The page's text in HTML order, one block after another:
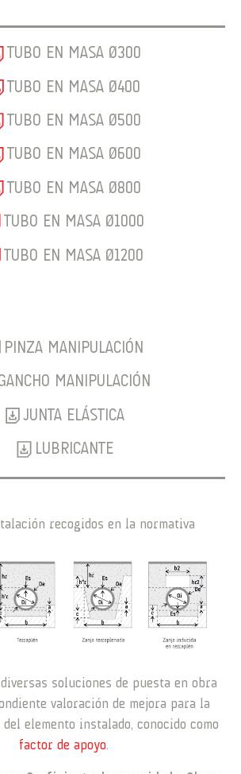
TUBO EN MASA Ø300
TUBO EN MASA Ø400
TUBO EN MASA Ø500
TUBO EN MASA Ø600
TUBO EN MASA Ø800
TUBO EN MASA Ø1000
TUBO EN MASA Ø1200
PINZA MANIPULACIÓN
MANIPULACIÓN
JUNTA ELÁSTICA
LUBRICANTE
recogidos en la normativa
soluciones de puesta en obra
valoración de mejora para la
elemento instalado, conocido como
factor de apoyo.